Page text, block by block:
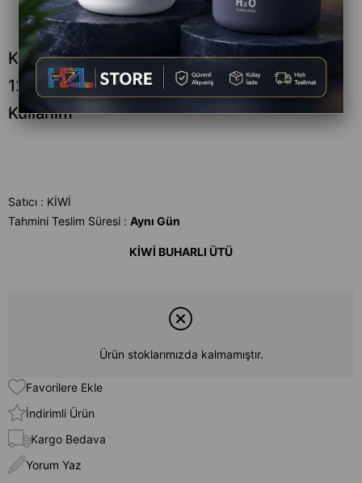
Kiwi KSI 6450 Portatif Buharlı Dikey Ütü
1200W Kırışık Giderici Hızlı Isınma Pratik
Kullanım
Satıcı : KİWİ
Tahmini Teslim Süresi : Aynı Gün
KİWİ BUHARLI ÜTÜ
Ürün stoklarımızda kalmamıştır.
Favorilere Ekle
İndirimli Ürün
Kargo Bedava
Yorum Yaz